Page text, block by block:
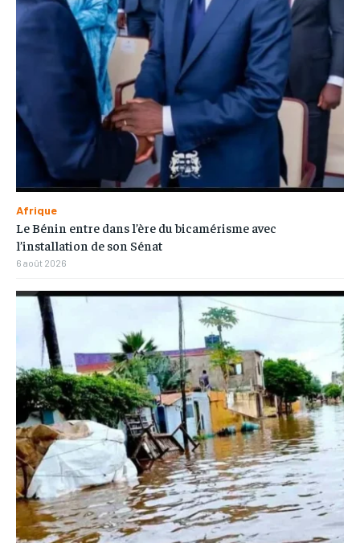
Afrique
Le Bénin entre dans l’ère du bicamérisme avec
l’installation de son Sénat
6 août 2026